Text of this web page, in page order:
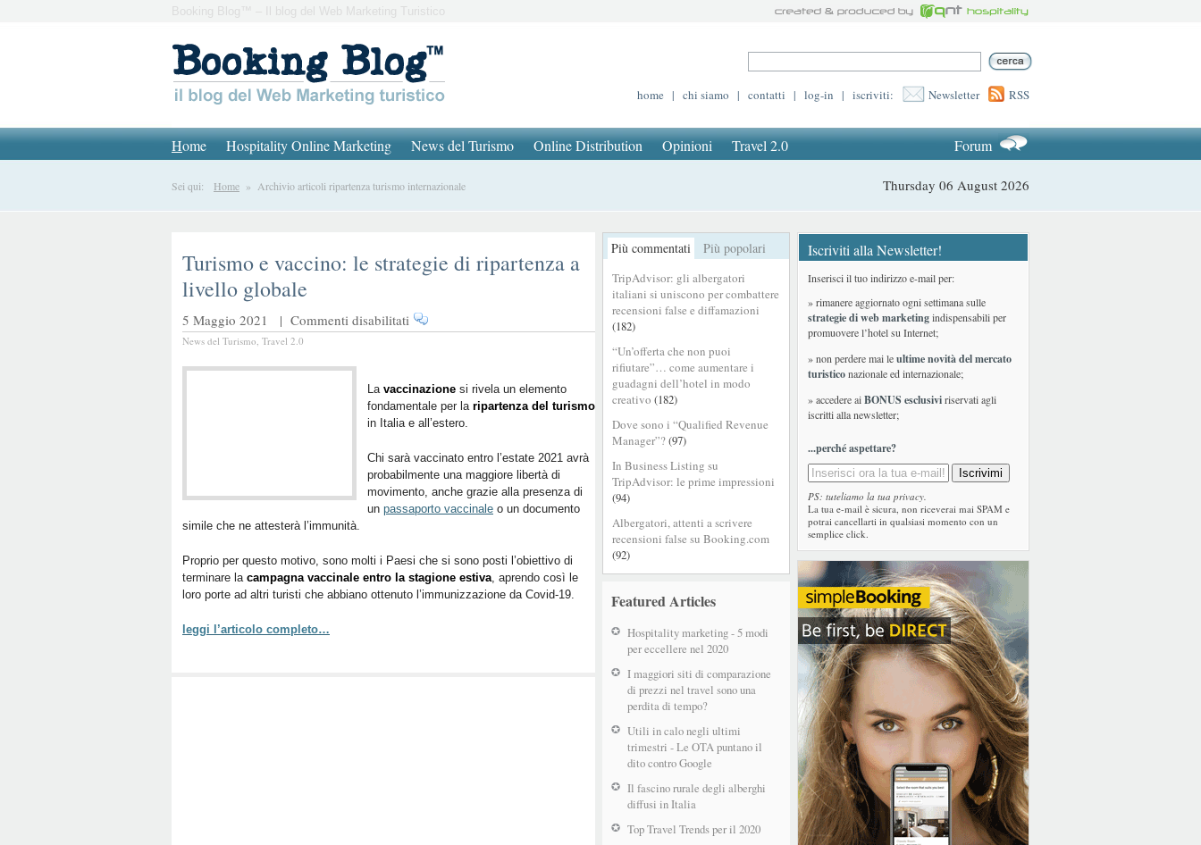
Booking Blog™ – Il blog del Web Marketing Turistico
home | chi siamo | contatti | log-in | iscriviti: Newsletter RSS
Home Hospitality Online Marketing News del Turismo Online Distribution Opinioni Travel 2.0 Forum
Sei qui: Home » Archivio articoli ripartenza turismo internazionale Thursday 06 August 2026
Più commentati Più popolari
TripAdvisor: gli albergatori
italiani si uniscono per combattere
recensioni false e diffamazioni
(182)
“Un’offerta che non puoi
rifiutare”… come aumentare i
guadagni dell’hotel in modo
creativo (182)
Dove sono i “Qualified Revenue
Manager”?(97)
In Business Listing su
TripAdvisor: le prime impressioni
(94)
Albergatori, attenti a scrivere
recensioni false su Booking.com
(92)
Featured Articles
Hospitality marketing - 5 modi
per eccellere nel 2020
I maggiori siti di comparazione
di prezzi nel travel sono una
perdita di tempo?
Utili in calo negli ultimi
trimestri - Le OTA puntano il
dito contro Google
Il fascino rurale degli alberghi
diffusi in Italia
Top Travel Trends per il 2020
Turismo e vaccino: le strategie di ripartenza a
livello globale
5 Maggio 2021 | Commenti disabilitati su
Turismo
le
strategie
di
a
livello
globale
News del Turismo, Travel 2.0
La vaccinazione si rivela un elemento
fondamentale per la ripartenza del turismo
in Italia e all’estero.
Chi sarà vaccinato entro l’estate 2021 avrà
probabilmente una maggiore libertà di
movimento, anche grazie alla presenza di
un passaporto vaccinale o un documento
simile che ne attesterà l’immunità.
Proprio per questo motivo, sono molti i Paesi che si sono posti l’obiettivo di
terminare la campagna vaccinale entro la stagione estiva, aprendo così le
loro porte ad altri turisti che abbiano ottenuto l’immunizzazione da Covid-19.
leggi l’articolo completo…
Iscriviti alla Newsletter!
Inserisci il tuo indirizzo e-mail per:
» rimanere aggiornato ogni settimana sulle
strategie di web marketingindispensabili per
promuovere l’hotel su Internet;
» non perdere mai leultime novità del mercato
turisticonazionale ed internazionale;
» accedere aiBONUS esclusiviriservati agli
iscritti alla newsletter;
...perché aspettare?
PS: tuteliamo la tua privacy.
La tua e-mail è sicura, non riceverai mai SPAM e
potrai cancellarti in qualsiasi momento con un
semplice click.